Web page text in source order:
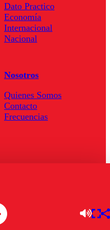
Dato Practico
Economía
Internacional
Nacional
Nosotros
Quienes Somos
Contacto
Frecuencias